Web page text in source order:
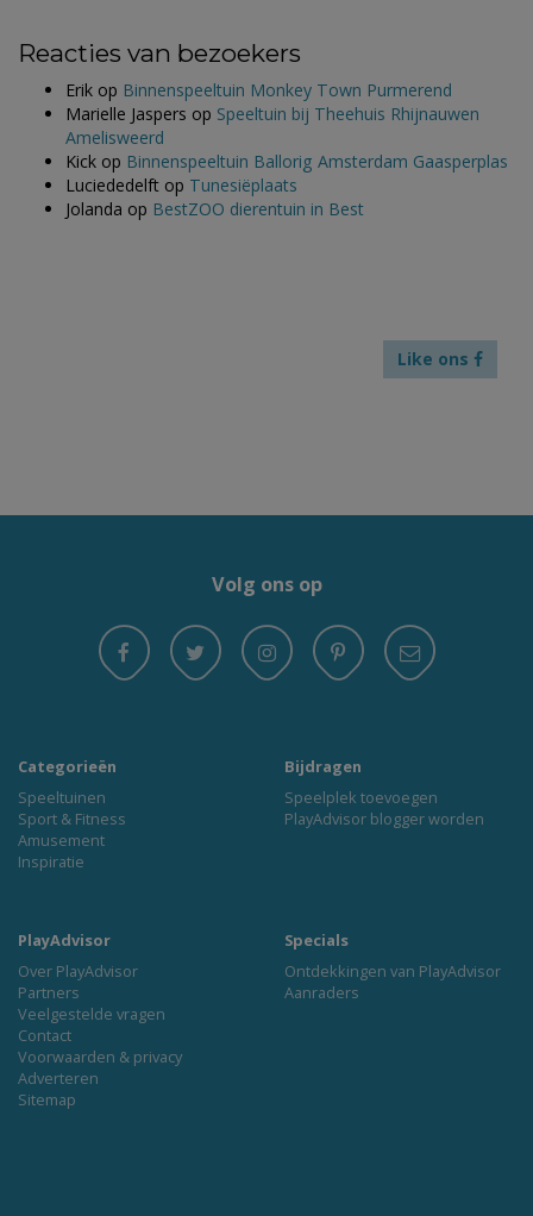
Reacties van bezoekers
Erik op Binnenspeeltuin Monkey Town Purmerend
Marielle Jaspers op Speeltuin bij Theehuis Rhijnauwen
Amelisweerd
Kick op Binnenspeeltuin Ballorig Amsterdam Gaasperplas
Luciededelft op Tunesiëplaats
Jolanda op BestZOO dierentuin in Best
Like ons
Volg ons op
Categorieën
Speeltuinen
Sport & Fitness
Amusement
Inspiratie
Bijdragen
Speelplek toevoegen
PlayAdvisor blogger worden
PlayAdvisor
Over PlayAdvisor
Partners
Veelgestelde vragen
Contact
Voorwaarden & privacy
Adverteren
Sitemap
Specials
Ontdekkingen van PlayAdvisor
Aanraders